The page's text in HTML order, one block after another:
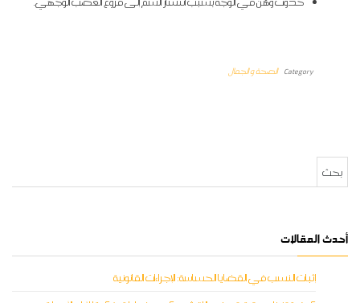
Category الصحة و الجمال
البحث عن:
أحدث المقالات
إثبات النسب في القضايا الحساسة: الإجراءات القانونية